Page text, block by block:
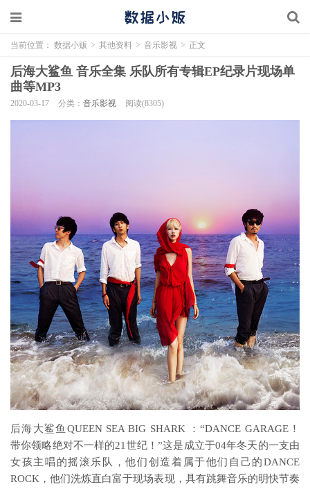
当前位置： 数据小贩 > 其他资料 > 音乐影视 > 正文
后海大鲨鱼 音乐全集 乐队所有专辑EP纪录片现场单
曲等MP3
2020-03-17 分类： 音乐影视 阅读(8305)
后海大鲨鱼QUEEN SEA BIG SHARK ：“DANCE GARAGE！
带你领略绝对不一样的21世纪！”这是成立于04年冬天的一支由
女孩主唱的摇滚乐队，他们创造着属于他们自己的DANCE
ROCK，他们洗炼直白富于现场表现，具有跳舞音乐的明快节奏